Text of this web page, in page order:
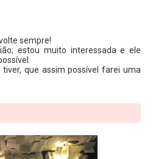
sempre!
estou muito interessada e ele
que assim possível farei uma